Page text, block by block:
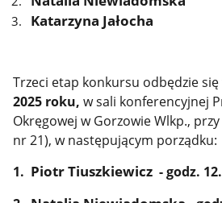
Katarzyna Jałocha
Trzeci etap konkursu odbędzie
2025 roku,w sali konferencyjnej
Okręgowej w Gorzowie Wlkp.,
nr 21), w następującym porządku:
1. Piotr Tiuszkiewicz - godz.